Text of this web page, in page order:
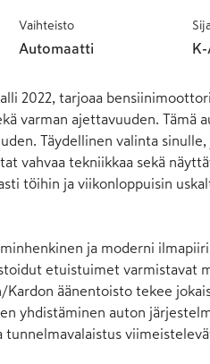
Vaihteisto
Automaatti
2022, tarjoaa
varman ajettavuuden. Tämä
Täydellinen valinta
vahvaa tekniikkaa sekä
töihin ja viikonloppuisin
ja moderni
etuistuimet varmistavat
Kardon äänentoisto tekee
yhdistäminen auton
tunnelmavalaistus